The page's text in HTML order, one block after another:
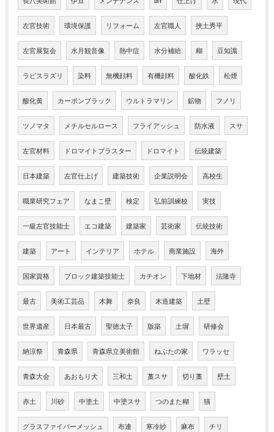
左官技術 環境保護 リフォーム 左官職人 挾土秀平
左官展覧会 水月観音像 熱中症 水分補給 糊 豆知識
ラピスラズリ 染料 無機顔料 有機顔料 酸化鉄 松煙
酸化黄 カーボンブラック ウルトラマリン 鉱物 フノリ
ツノマタ メチルセルロース フライアッシュ 防水液 スサ
左官材料 ドロマイトプラスター ドロマイト 伝統建築
日本建築 左官仕上げ 建築技術 企業説明会 高校生
職業研究フェア なまこ壁 検定 弘前訓練校 実技
一級左官技能士 エコ建築 建築家 芸術家 伝統技術
建築 アート インテリア ホテル 商業施設 海外
国家資格 ブロック建築技能士 カチオン 下地材 法隆寺
最古 美術工芸品 木舞 奈良 木造建築 土壁
世界遺産 日本最古 聖徳太子 版築 土塀 研修会
納涼祭 青森県 青森県立美術館 ねぶたの家 ワラッセ
青森大会 あおもり犬 三和土 藁スサ 切り藁 壁土
赤土 川砂 中塗土 中塗スサ つのまた糊 猫
グラスファイバーメッシュ 布連 寒冷紗 麻布 チリ